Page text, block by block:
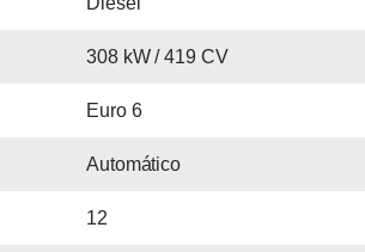
308 kW / 419 CV
Euro 6
Automático
12